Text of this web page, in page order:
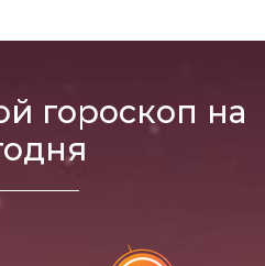
гороскоп на